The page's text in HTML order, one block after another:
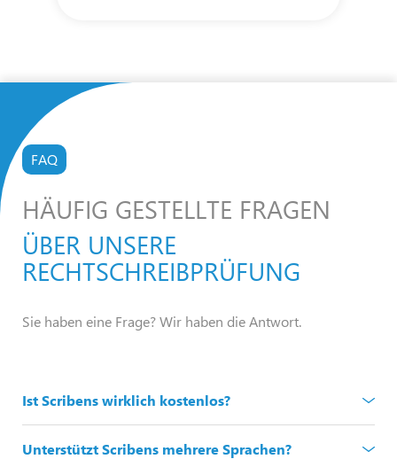
FAQ
HÄUFIG GESTELLTE FRAGEN
ÜBER UNSERE
RECHTSCHREIBPRÜFUNG
Sie haben eine Frage? Wir haben die Antwort.
Ist Scribens wirklich kostenlos?
Unterstützt Scribens mehrere Sprachen?